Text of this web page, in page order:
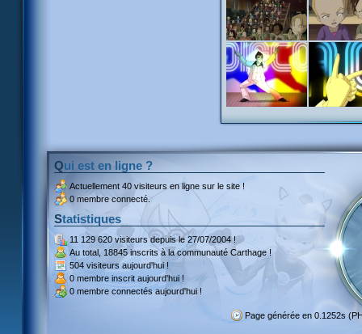
Qui est en ligne ?
Actuellement 40 visiteurs en ligne sur le site !
0 membre connecté.
Statistiques
11 129 620 visiteursdepuis le 27/07/2004 !
Au total, 18845 inscritsà la communauté Carthage !
504 visiteurs aujourd'hui !
0 membre inscrit aujourd'hui !
0 membre connectés aujourd'hui !
Page générée en 0.1252s